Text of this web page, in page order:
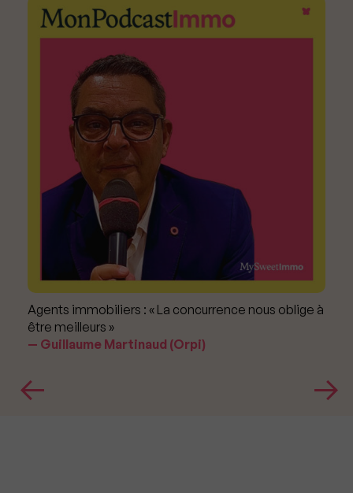
Agents immobiliers : « La concurrence nous oblige à
être meilleurs »
Guillaume Martinaud (Orpi)